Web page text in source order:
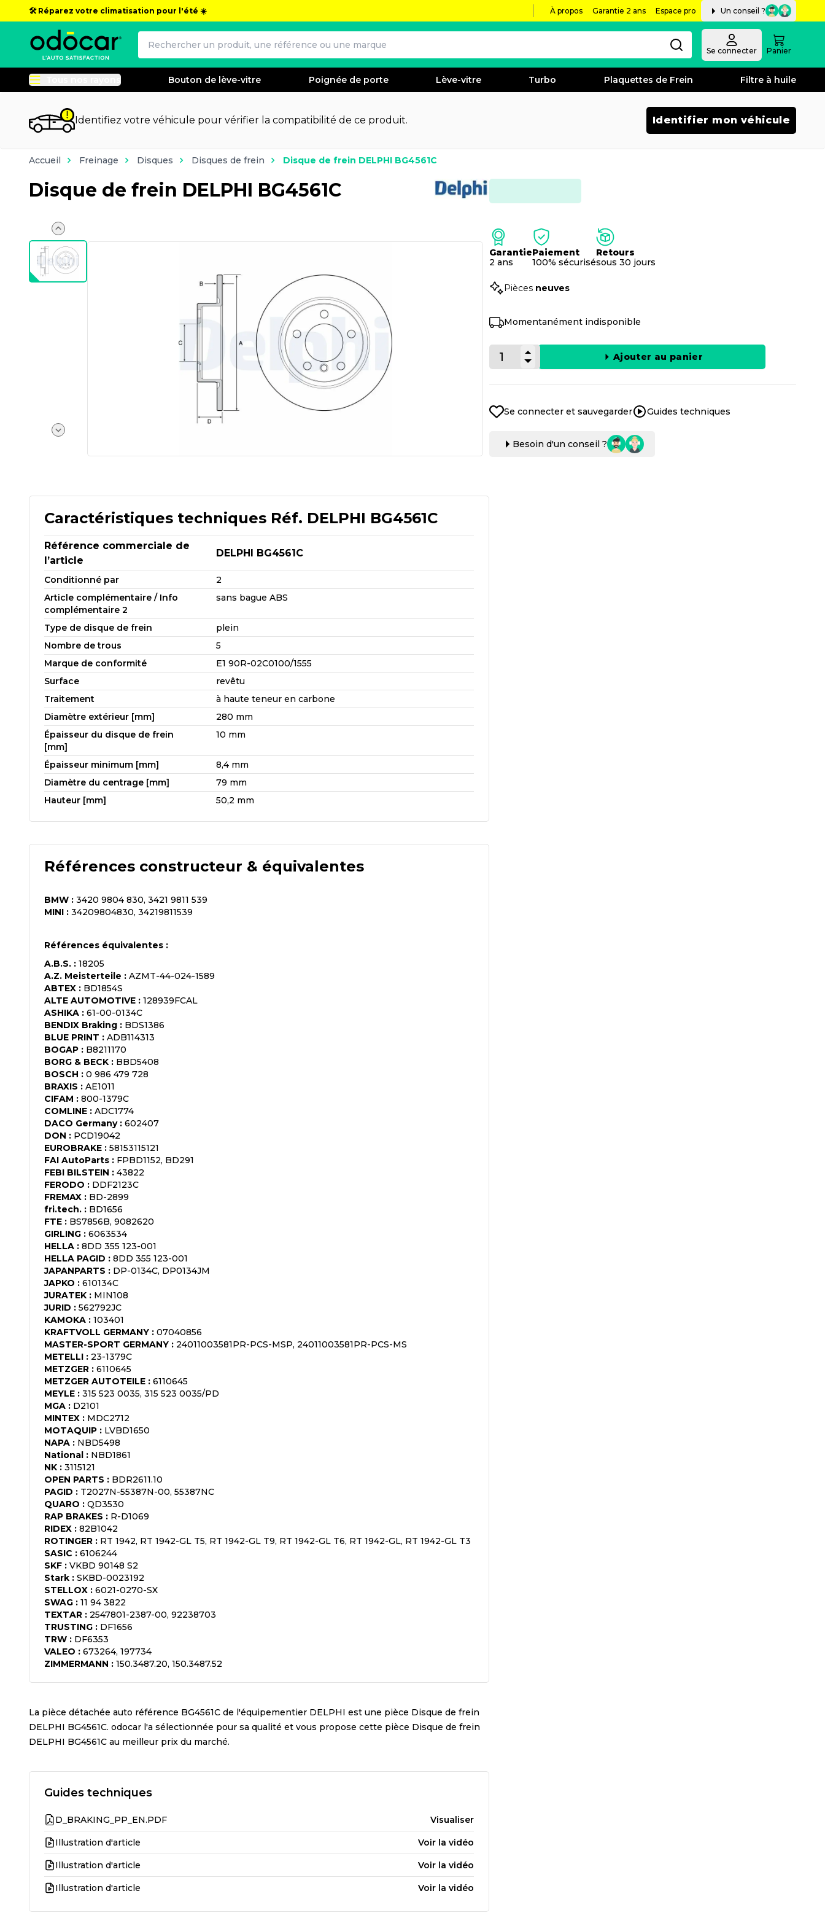
🛠️ Réparez votre climatisation pour l'été ☀️ À propos Garantie 2 ans Espace pro Un conseil ?
Se connecter Panier
Tous nos rayons Bouton de lève-vitre Poignée de porte Lève-vitre Turbo Plaquettes de Frein Filtre à huile
Identifiez votre véhicule pour vérifier la compatibilité de ce produit. Identifier mon véhicule
Accueil Freinage Disques Disques de frein Disque de frein DELPHI BG4561C
Disque de frein DELPHI BG4561C
Caractéristiques techniques Réf. DELPHI BG4561C
Référence commerciale de
l’article
DELPHI BG4561C
Conditionné par
2
Article complémentaire / Info
complémentaire 2
sans bague ABS
Type de disque de frein
plein
Nombre de trous
5
Marque de conformité
E1 90R-02C0100/1555
Surface
revêtu
Traitement
à haute teneur en carbone
Diamètre extérieur [mm]
280 mm
Épaisseur du disque de frein
[mm]
10 mm
Épaisseur minimum [mm]
8,4 mm
Diamètre du centrage [mm]
79 mm
Hauteur [mm]
50,2 mm
Références constructeur & équivalentes
BMW : 3420 9804 830, 3421 9811 539
MINI : 34209804830, 34219811539
Références équivalentes :
A.B.S. : 18205
A.Z. Meisterteile : AZMT-44-024-1589
ABTEX : BD1854S
ALTE AUTOMOTIVE : 128939FCAL
ASHIKA : 61-00-0134C
BENDIX Braking : BDS1386
BLUE PRINT : ADB114313
BOGAP : B8211170
BORG & BECK : BBD5408
BOSCH : 0 986 479 728
BRAXIS : AE1011
CIFAM : 800-1379C
COMLINE : ADC1774
DACO Germany: 602407
DON : PCD19042
EUROBRAKE : 58153115121
FAI AutoParts : FPBD1152, BD291
FEBI BILSTEIN : 43822
FERODO : DDF2123C
FREMAX : BD-2899
fri.tech. : BD1656
FTE : BS7856B, 9082620
GIRLING : 6063534
HELLA : 8DD 355 123-001
HELLA PAGID : 8DD 355 123-001
JAPANPARTS : DP-0134C, DP0134JM
JAPKO : 610134C
JURATEK : MIN108
JURID : 562792JC
KAMOKA : 103401
KRAFTVOLL GERMANY : 07040856
MASTER-SPORT GERMANY : 24011003581PR-PCS-MSP, 24011003581PR-PCS-MS
METELLI : 23-1379C
METZGER : 6110645
METZGER AUTOTEILE : 6110645
MEYLE : 315 523 0035, 315 523 0035/PD
MGA : D2101
MINTEX : MDC2712
MOTAQUIP : LVBD1650
NAPA : NBD5498
National : NBD1861
NK : 3115121
OPEN PARTS : BDR2611.10
PAGID : T2027N-55387N-00, 55387NC
QUARO : QD3530
RAP BRAKES : R-D1069
RIDEX : 82B1042
ROTINGER : RT 1942, RT 1942-GL T5, RT 1942-GL T9, RT 1942-GL T6, RT 1942-GL, RT 1942-GL T3
SASIC : 6106244
SKF : VKBD 90148 S2
Stark : SKBD-0023192
STELLOX : 6021-0270-SX
SWAG : 11 94 3822
TEXTAR : 2547801-2387-00, 92238703
TRUSTING : DF1656
TRW : DF6353
VALEO : 673264, 197734
ZIMMERMANN : 150.3487.20, 150.3487.52
La pièce détachée auto référence BG4561C de l'équipementier DELPHI est une pièce Disque de frein
DELPHI BG4561C. odocar l'a sélectionnée pour sa qualité et vous propose cette pièce Disque de frein
DELPHI BG4561C au meilleur prix du marché.
Guides techniques
D_BRAKING_PP_EN.PDF Visualiser
Illustration d'article Voir la vidéo
Illustration d'article Voir la vidéo
Illustration d'article Voir la vidéo
Garantie
2 ans
Paiement
100% sécurisé
Retours
sous 30 jours
Pièces neuves
Momentanément indisponible
Ajouter au panier
Se connecter et sauvegarder Guides techniques
Besoin d'un conseil ?